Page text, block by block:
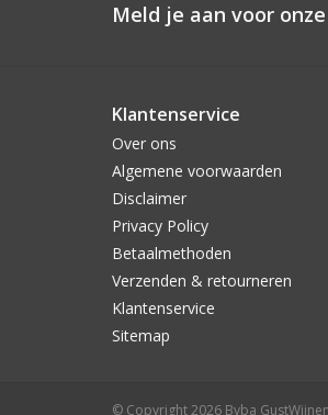
Meld je aan voor
Klantenservice
Over ons
Algemene voorwaarden
Disclaimer
Privacy Policy
Betaalmethoden
Verzenden & retourneren
Klantenservice
Sitemap
© Copyright 2026 Bvba